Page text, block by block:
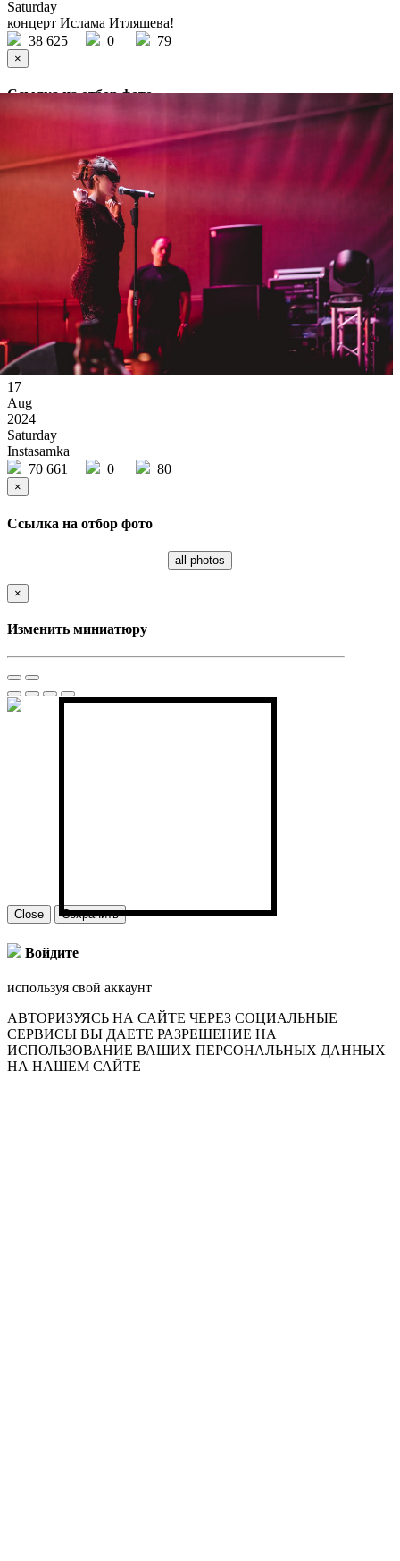
Saturday
концерт Ислама Итляшева!
38 625
0 79
×
Ссылка на отбор фото
17
Aug
2024
Saturday
Instasamka
70 661
0 80
×
Ссылка на отбор фото
all photos
×
Изменить миниатюру
Close Сохранить
Войдите
используя свой аккаунт
АВТОРИЗУЯСЬ НА САЙТЕ ЧЕРЕЗ СОЦИАЛЬНЫЕ
СЕРВИСЫ ВЫ ДАЕТЕ РАЗРЕШЕНИЕ НА
ИСПОЛЬЗОВАНИЕ ВАШИХ ПЕРСОНАЛЬНЫХ ДАННЫХ
НА НАШЕМ САЙТЕ